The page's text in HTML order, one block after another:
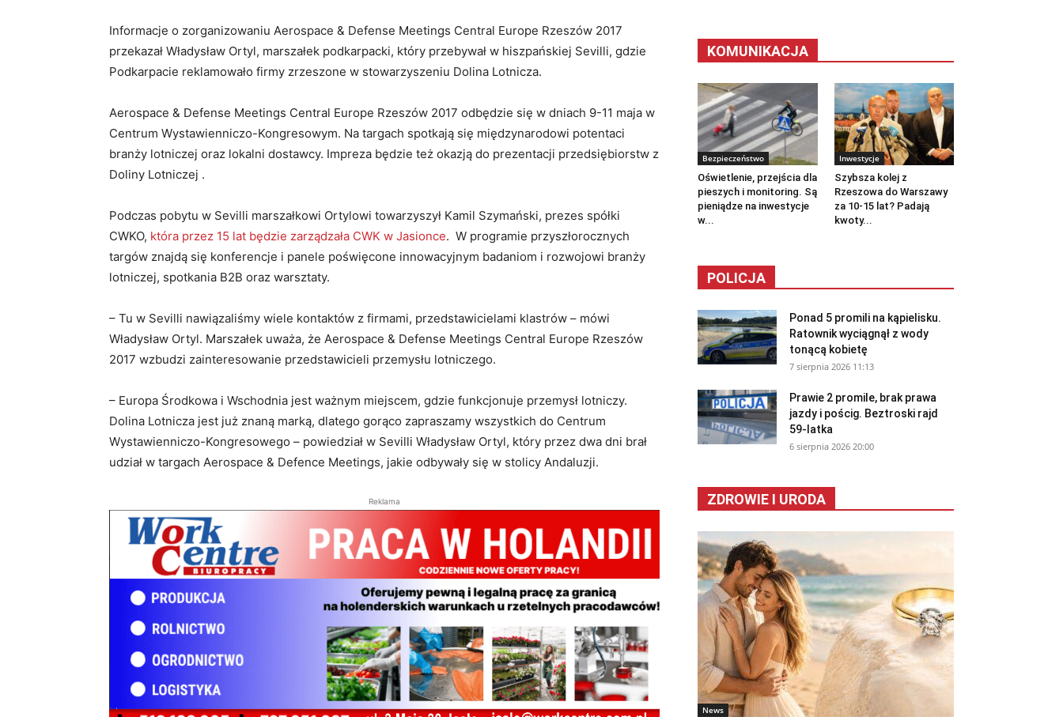
Informacje o zorganizowaniu Aerospace & Defense Meetings Central Europe Rzeszów 2017
przekazał Władysław Ortyl, marszałek podkarpacki, który przebywał w hiszpańskiej Sevilli, gdzie
Podkarpacie reklamowało firmy zrzeszone w stowarzyszeniu Dolina Lotnicza.
Aerospace & Defense Meetings Central Europe Rzeszów 2017 odbędzie się w dniach 9-11 maja w
Centrum Wystawienniczo-Kongresowym. Na targach spotkają się międzynarodowi potentaci
branży lotniczej oraz lokalni dostawcy. Impreza będzie też okazją do prezentacji przedsiębiorstw z
Doliny Lotniczej .
Podczas pobytu w Sevilli marszałkowi Ortylowi towarzyszył Kamil Szymański, prezes spółki
CWKO, która przez 15 lat będzie zarządzała CWK w Jasionce. W programie przyszłorocznych
targów znajdą się konferencje i panele poświęcone innowacyjnym badaniom i rozwojowi branży
lotniczej, spotkania B2B oraz warsztaty.
– Tu w Sevilli nawiązaliśmy wiele kontaktów z firmami, przedstawicielami klastrów – mówi
Władysław Ortyl. Marszałek uważa, że Aerospace & Defense Meetings Central Europe Rzeszów
2017 wzbudzi zainteresowanie przedstawicieli przemysłu lotniczego.
– Europa Środkowa i Wschodnia jest ważnym miejscem, gdzie funkcjonuje przemysł lotniczy.
Dolina Lotnicza jest już znaną marką, dlatego gorąco zapraszamy wszystkich do Centrum
Wystawienniczo-Kongresowego – powiedział w Sevilli Władysław Ortyl, który przez dwa dni brał
udział w targach Aerospace & Defence Meetings, jakie odbywały się w stolicy Andaluzji.
Reklama
KOMUNIKACJA
Bezpieczeństwo
Oświetlenie, przejścia dla
pieszych i monitoring. Są
pieniądze na inwestycje
w...
Inwestycje
Szybsza kolej z
Rzeszowa do Warszawy
za 10-15 lat? Padają
kwoty...
POLICJA
Ponad 5 promili na kąpielisku.
Ratownik wyciągnął z wody
tonącą kobietę
7 sierpnia 2026 11:13
Prawie 2 promile, brak prawa
jazdy i pościg. Beztroski rajd
59-latka
6 sierpnia 2026 20:00
ZDROWIE I URODA
News